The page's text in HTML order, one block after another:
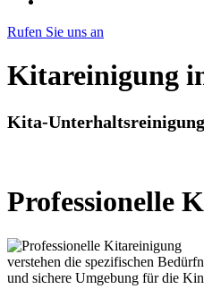
Rufen Sie uns an
Kitareinigung
Kita-
Professionelle
verstehen die spezifischen
und sichere Umgebung für die